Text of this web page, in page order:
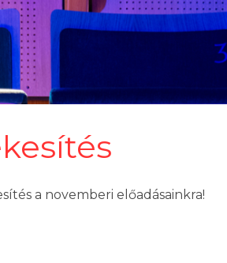
a novemberi előadásainkra!